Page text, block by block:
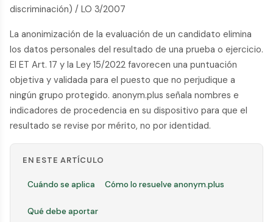
discriminación) / LO 3/2007
La anonimización de la evaluación de un candidato elimina
los datos personales del resultado de una prueba o ejercicio.
El ET Art. 17 y la Ley 15/2022 favorecen una puntuación
objetiva y validada para el puesto que no perjudique a
ningún grupo protegido. anonym.plus señala nombres e
indicadores de procedencia en su dispositivo para que el
resultado se revise por mérito, no por identidad.
EN ESTE ARTÍCULO
Cuándo se aplica Cómo lo resuelve anonym.plus
Qué debe aportar